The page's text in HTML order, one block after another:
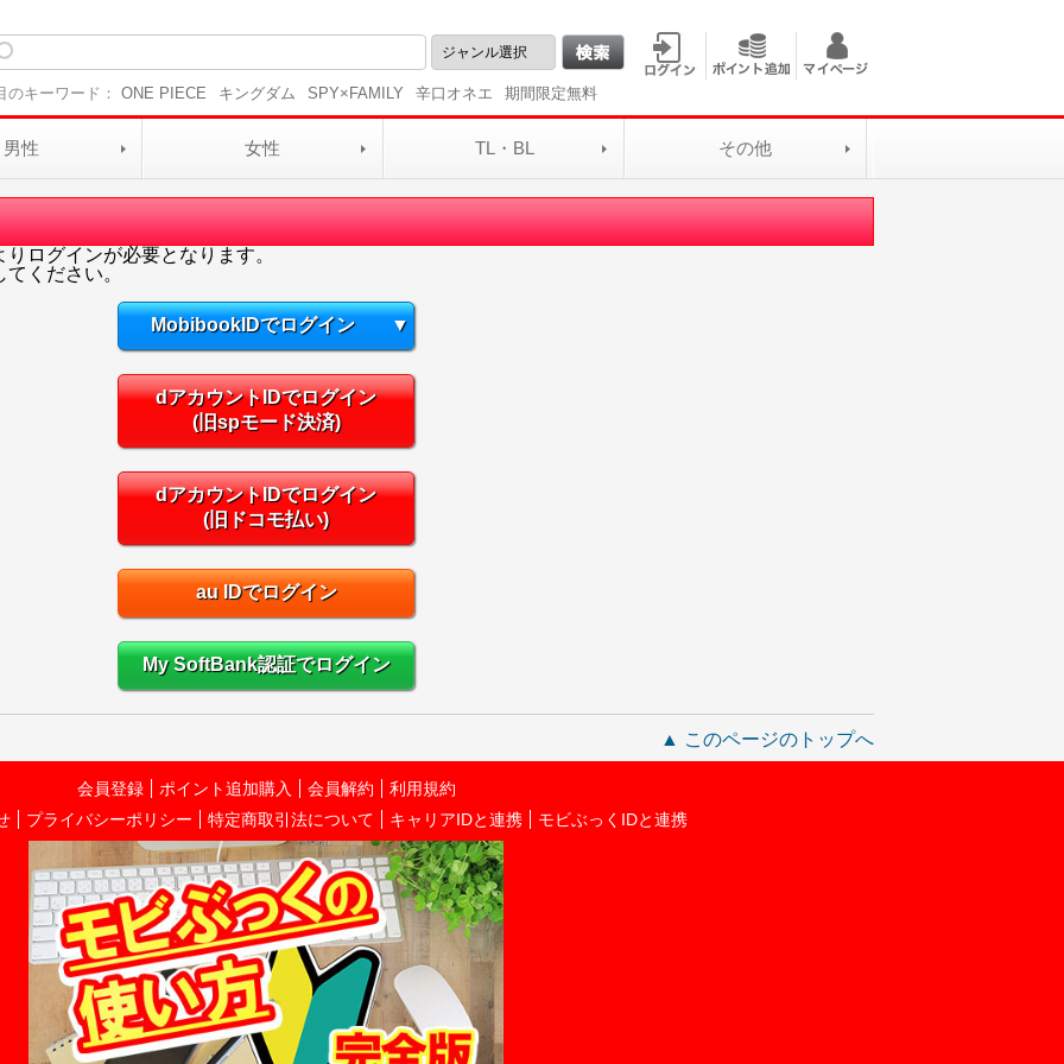
のキーワード： ONE PIECE キングダム SPY×FAMILY 辛口オネエ 期間限定無料
男性 女性 TL・BL その他
ログインが必要となります。
ください。
MobibookIDでログイン ▼
dアカウントIDでログイン
(旧spモード決済)
dアカウントIDでログイン
(旧ドコモ払い)
au IDでログイン
My SoftBank認証でログイン
▲ このページのトップへ
会員登録 ポイント追加購入 会員解約
利用規約
プライバシーポリシー 特定商取引法について キャリアIDと連携 モビぶっくIDと連携